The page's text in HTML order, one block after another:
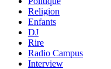
Religion
Enfants
DJ
Rire
Radio Campus
Interview